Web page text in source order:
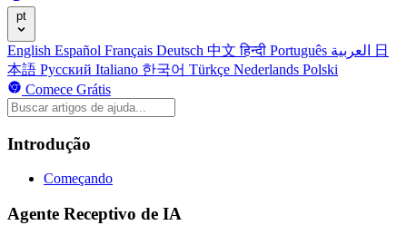
pt
English Español Français Deutsch 中文हिन्दी Português
日
本語 Русский Italiano 한국어 Türkçe Nederlands Polski
Comece Grátis
Introdução
Começando
Agente Receptivo de IA